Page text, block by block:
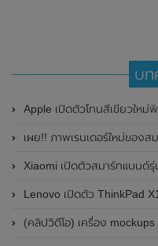
บท
Apple เปิดตัวโทนสีเขียวใหม่พิเศษ 2 สีสำหรับ
เผย!! ภาพเรนเดอร์ใหม่ของสมาร์ทโฟน
Xiaomi เปิดตัวสมาร์ทแบนด์รุ่นใหม่ Xiaomi Smart Band
Lenovo เปิดตัว ThinkPad X1 Fold
(คลิปวิดีโอ) เครื่อง mockups 3 มิติ iPhone 12